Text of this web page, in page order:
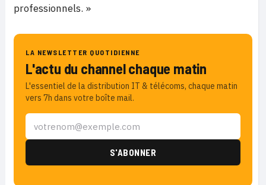
professionnels. »
LA NEWSLETTER QUOTIDIENNE
L'actu du channel chaque matin
L'essentiel de la distribution IT & télécoms, chaque matin
vers 7h dans votre boîte mail.